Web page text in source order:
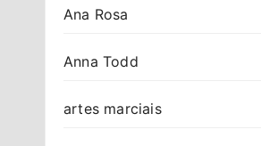
Ana Rosa
Anna Todd
artes marciais